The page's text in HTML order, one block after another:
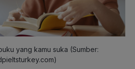
yang kamu suka (Sumber: